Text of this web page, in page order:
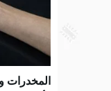
المخدرات